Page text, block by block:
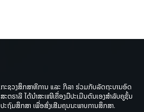
ກະຊວງສຶກສາທິການ ແລະ ກິລາ ຮ່ວມກັບລັດຖະບານອົດ
ສະຕຣາລີ ໄດ້ນຳສະເໜີເຄື່ອງມືປະເມີນຕົນເອງສຳລັບຄູຊັ້ນ
ປະຖົມສຶກສາ ເພື່ອສົ່ງເສີມຄຸນນະພາບການສຶກສາ.